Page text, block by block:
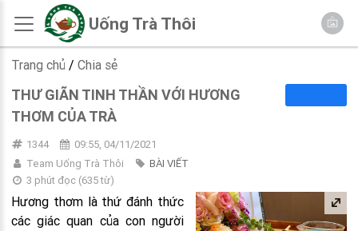
Uống Trà Thôi
Trang chủ / Chia sẻ
THƯ GIÃN TINH THẦN VỚI HƯƠNG
THƠM CỦA TRÀ
1344
09:55, 04/11/2021
Team Uống Trà Thôi
BÀI VIẾT
3 phút đọc(635từ)
Hương thơm là thứ đánh thức
các giác quan của con người